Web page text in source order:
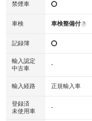
禁煙車
車検 車検整備付 ?
記録簿
輸入認定
中古車
-
輸入経路 正規輸入車
登録済
未使用車
-